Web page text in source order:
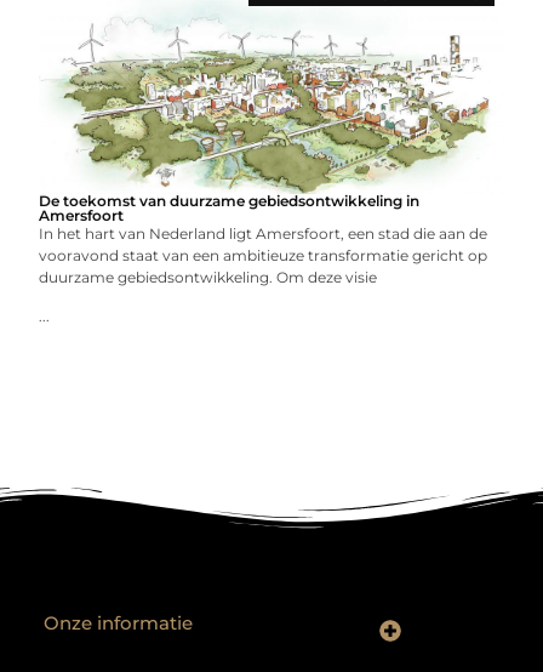
De toekomst van duurzame gebiedsontwikkeling in
Amersfoort
In het hart van Nederland ligt Amersfoort, een stad die aan de
vooravond staat van een ambitieuze transformatie gericht op
duurzame gebiedsontwikkeling. Om deze visie
...
Onze informatie